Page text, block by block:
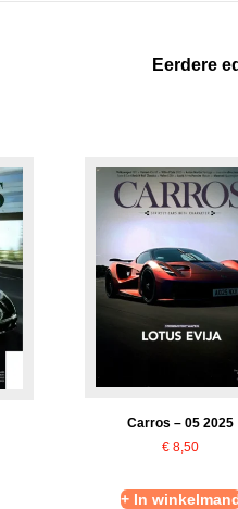
Eerdere
Carros – 05 2025
€ 8,50
+ In